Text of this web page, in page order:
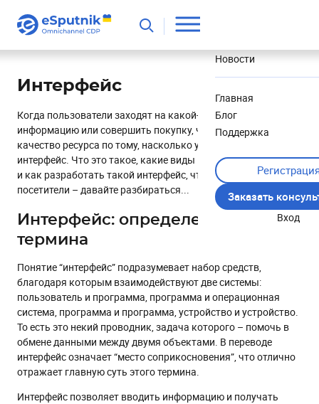
Новости
Главная
Блог
Поддержка
Заказать
Вход
Интерфейс
Когда пользователи заходят на какой-то сайт, чтобы найти
информацию или совершить покупку, часто они оценивают
качество ресурса по тому, насколько удобный у него
интерфейс. Что это такое, какие виды интерфейсов бывают
и как разработать такой интерфейс, чтобы его оценили
посетители – давайте разбираться...
Интерфейс: определение
термина
Понятие “интерфейс” подразумевает набор средств,
благодаря которым взаимодействуют две системы:
пользователь и программа, программа и операционная
система, программа и программа, устройство и устройство.
То есть это некий проводник, задача которого – помочь в
обмене данными между двумя объектами. В переводе
интерфейс означает “место соприкосновения”, что отлично
отражает главную суть этого термина.
Интерфейс позволяет вводить информацию и получать